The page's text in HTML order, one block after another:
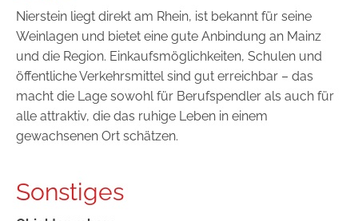
Nierstein liegt direkt am Rhein, ist bekannt für seine
Weinlagen und bietet eine gute Anbindung an Mainz
und die Region. Einkaufsmöglichkeiten, Schulen und
öffentliche Verkehrsmittel sind gut erreichbar – das
macht die Lage sowohl für Berufspendler als auch für
alle attraktiv, die das ruhige Leben in einem
gewachsenen Ort schätzen.
Sonstiges